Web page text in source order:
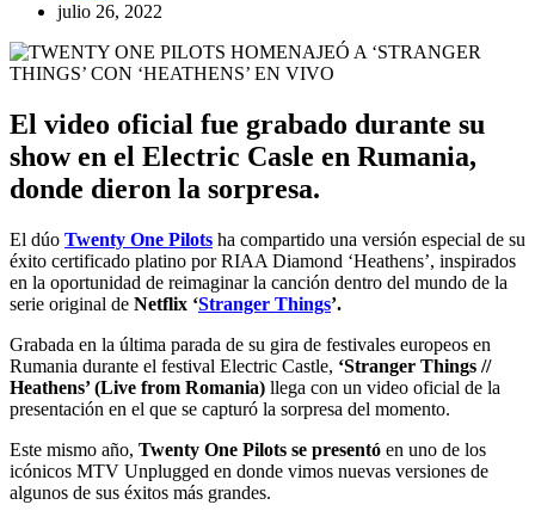
julio 26, 2022
El video oficial fue grabado durante su
show en el Electric Casle en Rumania,
donde dieron la sorpresa.
El dúo Twenty One Pilots ha compartido una versión especial de su
éxito certificado platino por RIAA Diamond ‘Heathens’, inspirados
en la oportunidad de reimaginar la canción dentro del mundo de la
serie original de Netflix ‘Stranger Things’.
Grabada en la última parada de su gira de festivales europeos en
Rumania durante el festival Electric Castle, ‘Stranger Things //
Heathens’ (Live from Romania) llega con un video oficial de la
presentación en el que se capturó la sorpresa del momento.
Este mismo año, Twenty One Pilots se presentó en uno de los
icónicos MTV Unplugged en donde vimos nuevas versiones de
algunos de sus éxitos más grandes.